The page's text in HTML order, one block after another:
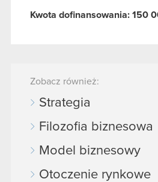
Kwota dofinansowania: 150
Zobacz również:
Strategia
Filozofia biznesowa
Model biznesowy
Otoczenie rynkowe